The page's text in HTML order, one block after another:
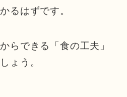
るはずです。
らできる「食の工夫」
ょう。